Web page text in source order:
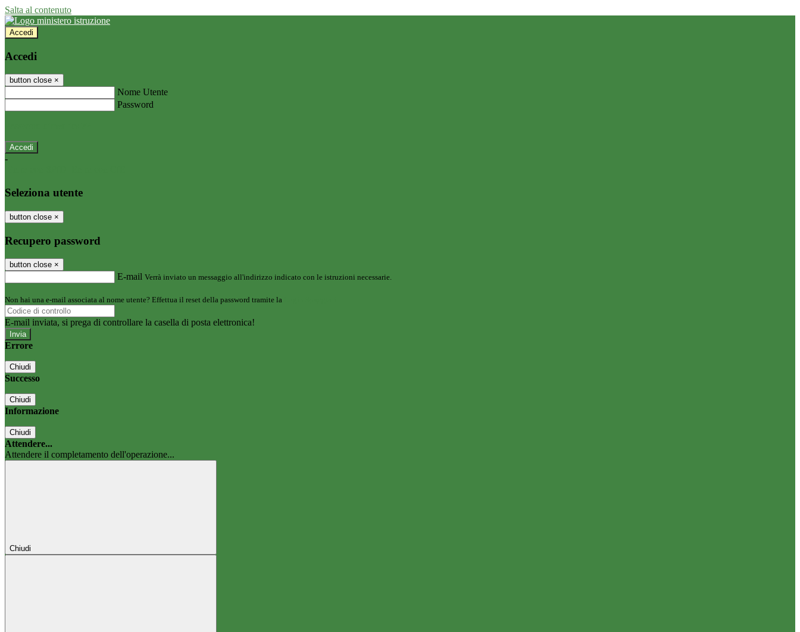
Salta al contenuto
Accedi
Accedi
button close ×
Nome Utente
Password
-
Seleziona utente
button close ×
Recupero password
button close ×
E-mail Verrà inviato un messaggio all'indirizzo indicato con le istruzioni necessarie.
Non hai una e-mail associata al nome utente? Effettua il reset della password tramite la
E-mail inviata, si prega di controllare la casella di posta elettronica!
Errore
Chiudi
Successo
Chiudi
Informazione
Chiudi
Attendere...
Attendere il completamento dell'operazione...
Chiudi